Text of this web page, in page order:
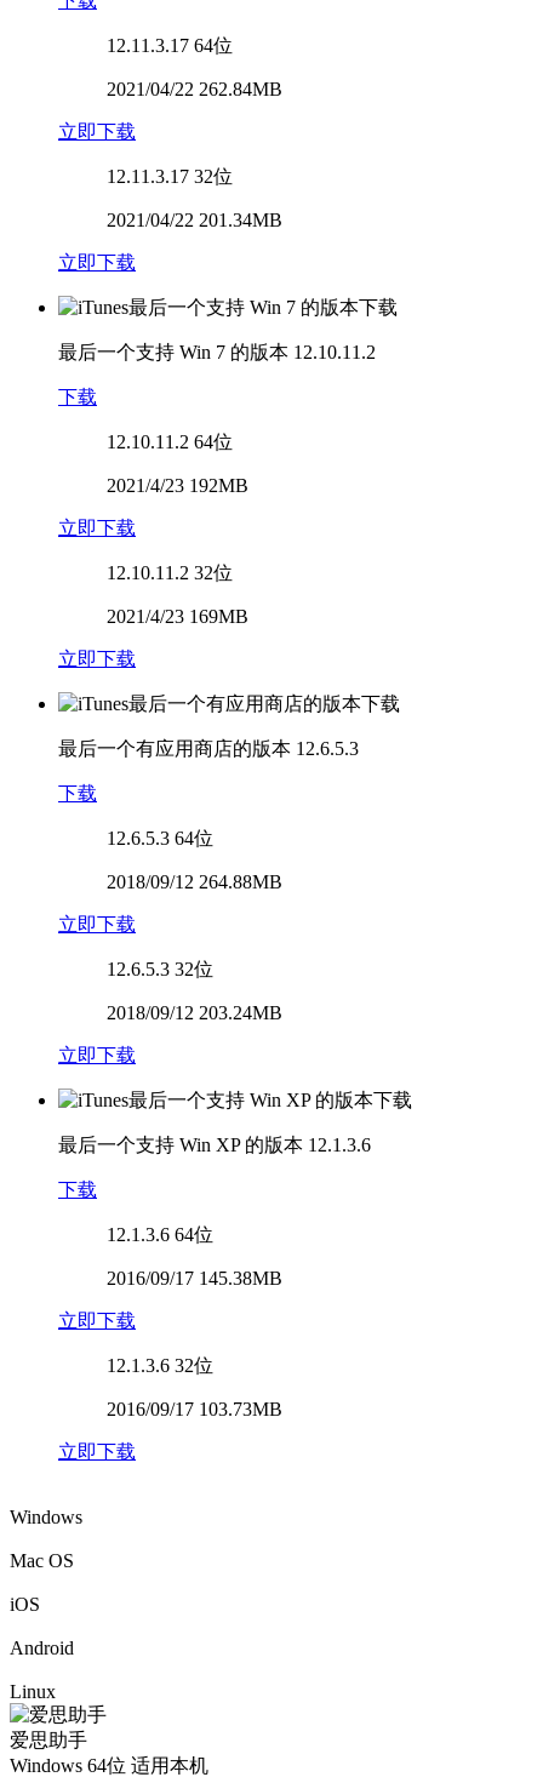
12.11.3.17 64位
2021/04/22 262.84MB
立即下载
12.11.3.17 32位
2021/04/22 201.34MB
立即下载
最后一个支持 Win 7 的版本 12.10.11.2
下载
12.10.11.2 64位
2021/4/23 192MB
立即下载
12.10.11.2 32位
2021/4/23 169MB
立即下载
最后一个有应用商店的版本 12.6.5.3
下载
12.6.5.3 64位
2018/09/12 264.88MB
立即下载
12.6.5.3 32位
2018/09/12 203.24MB
立即下载
最后一个支持 Win XP 的版本 12.1.3.6
下载
12.1.3.6 64位
2016/09/17 145.38MB
立即下载
12.1.3.6 32位
2016/09/17 103.73MB
立即下载
Windows
Mac OS
iOS
Android
Linux
爱思助手
Windows 64位 适用本机